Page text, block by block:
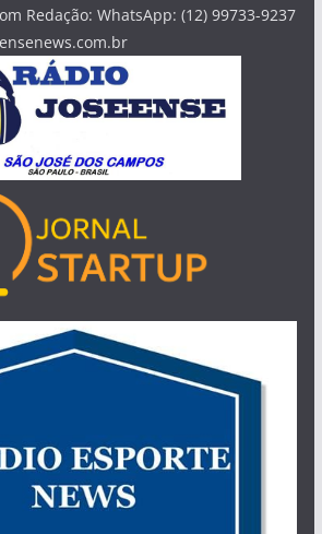
Redação: WhatsApp: (12) 99733-9237